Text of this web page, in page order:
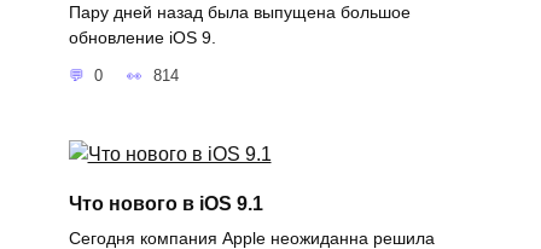
Пару дней назад была выпущена большое
обновление iOS 9.
0 814
Что нового в iOS 9.1
Сегодня компания Apple неожиданна решила